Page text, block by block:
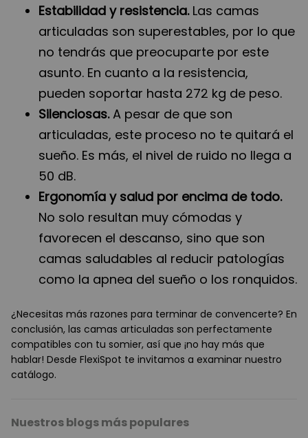
Estabilidad y resistencia.Las camas
articuladas son superestables, por lo que
no tendrás que preocuparte por este
asunto. En cuanto a la resistencia,
pueden soportar hasta 272 kg de peso.
Silenciosas.A pesar de que son
articuladas, este proceso no te quitará el
sueño. Es más, el nivel de ruido no llega a
50 dB.
Ergonomía y salud por encima de todo.
No solo resultan muy cómodas y
favorecen el descanso, sino que son
camas saludables al reducir patologías
como la apnea del sueño o los ronquidos.
¿Necesitas más razones para terminar de convencerte? En
conclusión, las camas articuladas son perfectamente
compatibles con tu somier, así que ¡no hay más que
hablar! Desde FlexiSpot te invitamos a examinar nuestro
catálogo.
Nuestros blogs más populares